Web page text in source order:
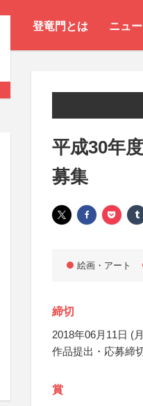
登竜門とは ニュ
平成30年
募集
絵画・アート
締切
2018年06月11日 (
作品提出・応募締
賞